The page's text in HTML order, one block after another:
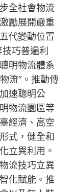
全社會物流
勵展開嚴重
代變動位置
巧普遍利
明物流體系
流”。推動傳
速聰明公
物流園區等
經濟、高空
式，健全和
立異利用。
流技巧立異
化賦能。推